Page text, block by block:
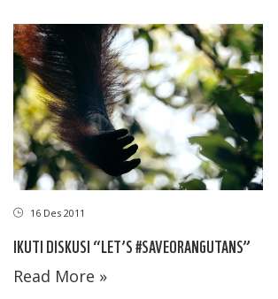
16 Des 2011
IKUTI DISKUSI “LET’S #SAVEORANGUTANS”
Read More »